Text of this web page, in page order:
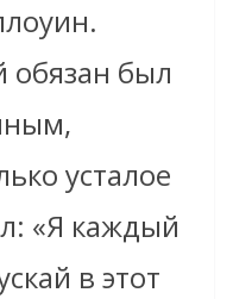
обязан был
усталое
«Я каждый
в этот